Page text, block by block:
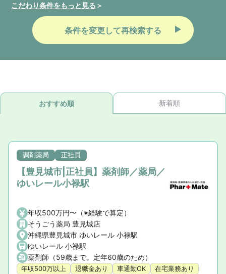
こだわり条件をもっと見る
条件を変更して再検索する
おすすめ順 新着順
調剤薬局 正社員
【豊見城市|正社員】薬剤師／薬局／
ゆいレール小禄駅
年収500万円〜（※経験で算定）
そうごう薬局 豊見城店
沖縄県豊見城市 ゆいレール 小禄駅
ゆいレール 小禄駅
薬剤師（59歳まで。定年60歳のため）
年収500万以上 退職金あり 車通勤OK 在宅業務あり